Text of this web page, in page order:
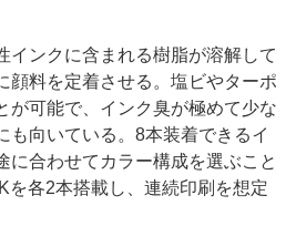
ンクに含まれる樹脂が溶解して
顔料を定着させる。塩ビやターポ
が可能で、インク臭が極めて少な
も向いている。8本装着できるイ
に合わせてカラー構成を選ぶこと
を各2本搭載し、連続印刷を想定